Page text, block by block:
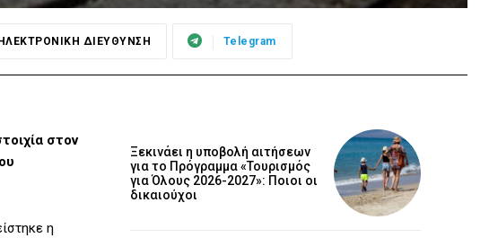
ΗΛΕΚΤΡΟΝΙΚΗ ΔΙΕΥΘΥΝΣΗ Telegram
στον
η
Ξεκινάει η υποβολή αιτήσεων
για το Πρόγραμμα «Τουρισμός
για Όλους 2026-2027»: Ποιοι οι
δικαιούχοι